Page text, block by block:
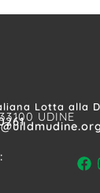
Lotta alla
UDINE